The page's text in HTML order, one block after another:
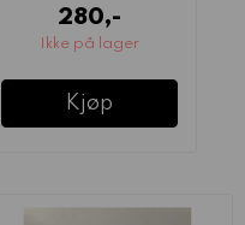
280,-
Ikke på lager
Kjøp